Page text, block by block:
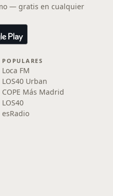
— gratis en cualquier
POPULARES
Loca FM
LOS40 Urban
COPE Más Madrid
LOS40
esRadio